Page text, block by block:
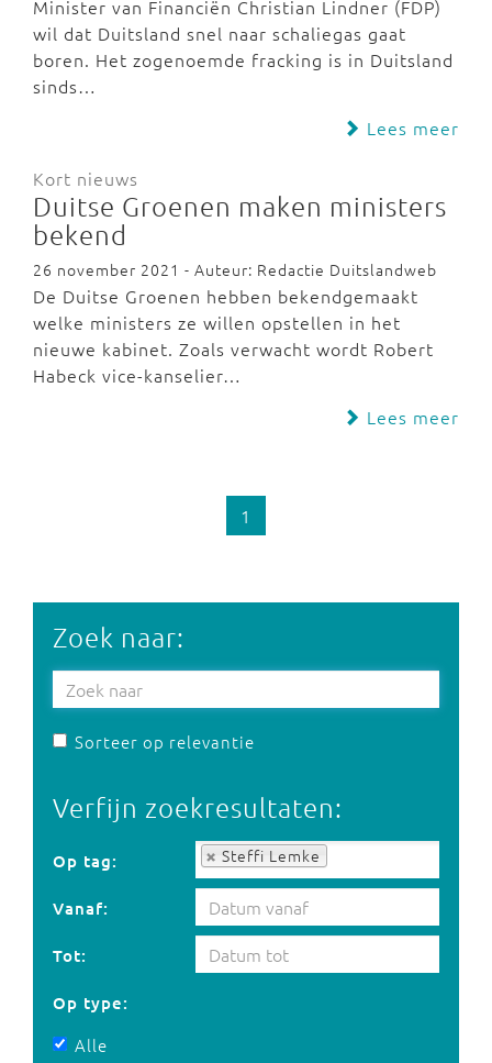
Minister van Financiën Christian Lindner (FDP)
wil dat Duitsland snel naar schaliegas gaat
boren. Het zogenoemde fracking is in Duitsland
sinds…
Lees meer
Kort nieuws
Duitse Groenen maken ministers
bekend
26 november 2021 - Auteur: Redactie Duitslandweb
De Duitse Groenen hebben bekendgemaakt
welke ministers ze willen opstellen in het
nieuwe kabinet. Zoals verwacht wordt Robert
Habeck vice-kanselier…
Lees meer
1
Zoek naar:
Sorteer op relevantie
Verfijn zoekresultaten:
Op tag: Steffi Lemke
Op tag:
Vanaf:
Tot:
Op type:
Alle